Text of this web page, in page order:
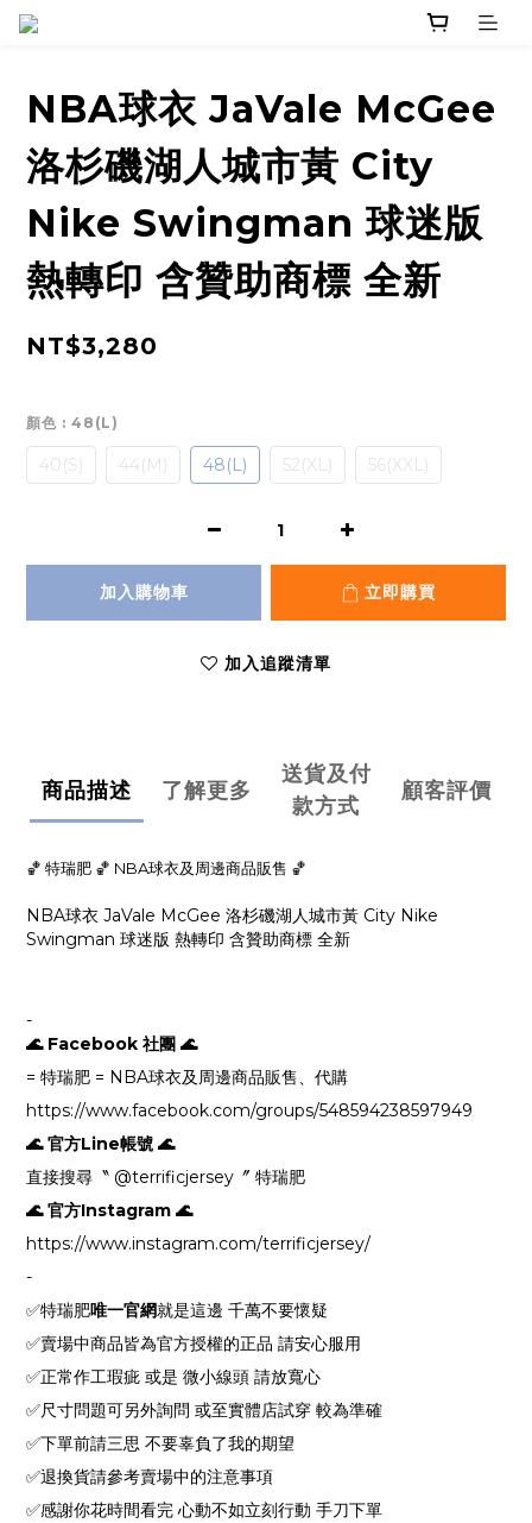
NBA球衣 JaVale McGee
洛杉磯湖人城市黃 City
Nike Swingman 球迷版
熱轉印 含贊助商標 全新
NT$3,280
顏色 : 48(L)
40(S) 44(M) 48(L) 52(XL) 56(XXL)
加入購物車 立即購買
加入追蹤清單
商品描述 了解更多
送貨及付
款方式
顧客評價
🏀 特瑞肥 🏀 NBA球衣及周邊商品販售 🏀
NBA球衣 JaVale McGee 洛杉磯湖人城市黃 City Nike
Swingman 球迷版 熱轉印 含贊助商標 全新
-
🌊 Facebook 社團 🌊
= 特瑞肥 = NBA球衣及周邊商品販售、代購
https://www.facebook.com/groups/548594238597949
🌊 官方Line帳號 🌊
直接搜尋〝 @terrificjersey〞 特瑞肥
🌊 官方Instagram 🌊
https://www.instagram.com/terrificjersey/
-
✅特瑞肥唯一官網就是這邊 千萬不要懷疑
✅賣場中商品皆為官方授權的正品 請安心服用
✅正常作工瑕疵 或是 微小線頭 請放寬心
✅尺寸問題可另外詢問 或至實體店試穿 較為準確
✅下單前請三思 不要辜負了我的期望
✅退換貨請參考賣場中的注意事項
✅感謝你花時間看完 心動不如立刻行動 手刀下單